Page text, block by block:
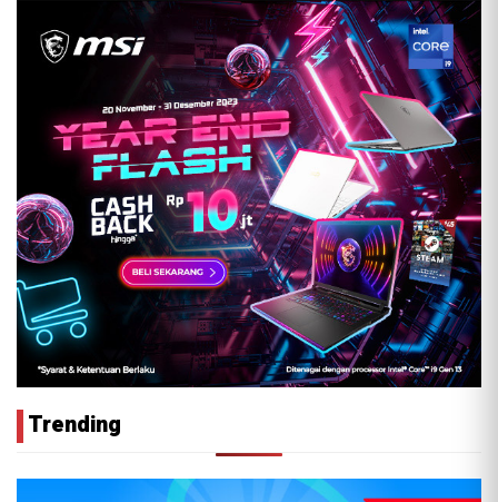
Trending